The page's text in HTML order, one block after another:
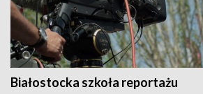
Białostocka szkoła reportażu